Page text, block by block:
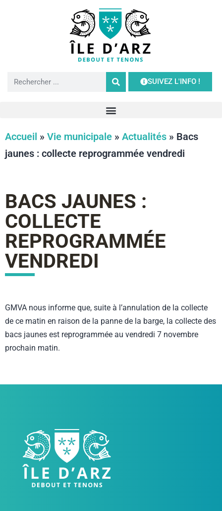
SUIVEZ L'INFO !
Accueil » Vie municipale » Actualités » Bacs
jaunes : collecte reprogrammée vendredi
BACS JAUNES :
COLLECTE
REPROGRAMMÉE
VENDREDI
GMVA nous informe que, suite à l’annulation de la collecte
de ce matin en raison de la panne de la barge, la collecte des
bacs jaunes est reprogrammée au vendredi 7 novembre
prochain matin.